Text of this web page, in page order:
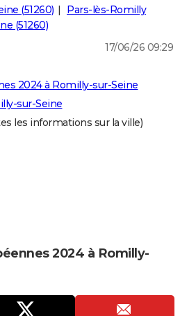
(51260)
Pars-lès-Romilly
(51260)
17/06/26 09:29
2024 à Romilly-sur-Seine
sur-Seine
les informations sur la ville)
2024 à Romilly-